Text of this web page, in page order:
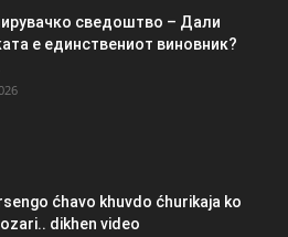
сведоштво – Дали
е единствениот виновник?
ćhavo khuvdo ćhurikaja ko
dikhen video